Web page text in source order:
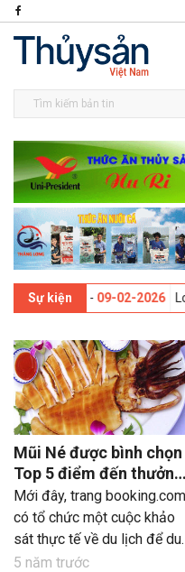
Sự kiện
lần thứ 13 - 09-02-2026
Mũi Né được bình chọn
Top 5 điểm đến thưởng
thức hải sản lý tưởng
nhất
Mới đây, trang booking.com
có tổ chức một cuộc khảo
sát thực tế về du lịch để du
khách trong nước “chấm
5 năm trước